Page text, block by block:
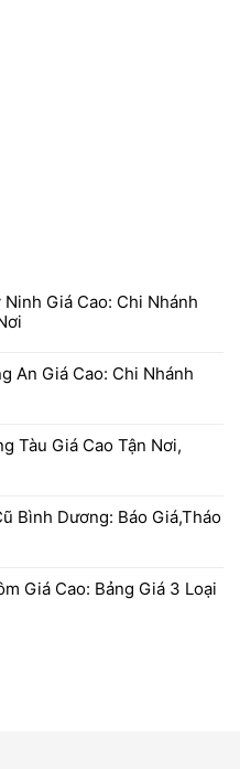
Giá Cao: Chi Nhánh
An Giá Cao: Chi Nhánh
Tàu Giá Cao Tận Nơi,
Bình Dương: Báo Giá,Tháo
Giá Cao: Bảng Giá 3 Loại